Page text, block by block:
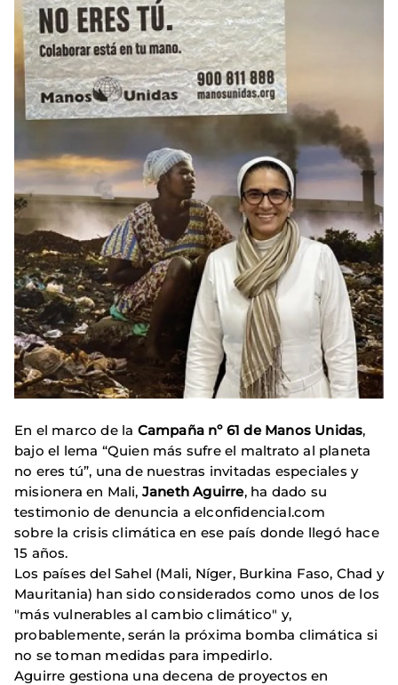
En el marco de la Campaña nº 61 de Manos Unidas,
bajo el lema “Quien más sufre el maltrato al planeta
no eres tú”, una de nuestras invitadas especiales y
misionera en Mali, Janeth Aguirre, ha dado su
testimonio de denuncia a elconfidencial.com
sobre la crisis climática en ese país donde llegó hace
15 años.
Los países del Sahel (Mali, Níger, Burkina Faso, Chad y
Mauritania) han sido considerados como unos de los
"más vulnerables al cambio climático" y,
probablemente, serán la próxima bomba climática si
no se toman medidas para impedirlo.
Aguirre gestiona una decena de proyectos en